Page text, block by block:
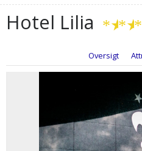
Hotel Lilia ★★
Oversigt